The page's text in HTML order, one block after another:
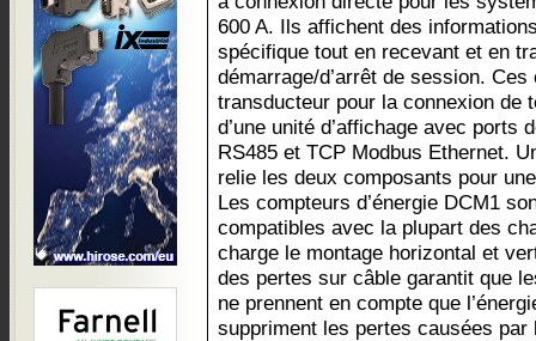
600 A. Ils affichent des
spécifique tout en recevant et en
démarrage/d’arrêt de session.
transducteur pour la connexion de
d’une unité d’affichage avec ports
RS485 et TCP Modbus Ethernet.
relie les deux composants pour
Les compteurs d’énergie DCM1
compatibles avec la plupart des
charge le montage horizontal et
des pertes sur câble garantit que
ne prennent en compte que
suppriment les pertes causées